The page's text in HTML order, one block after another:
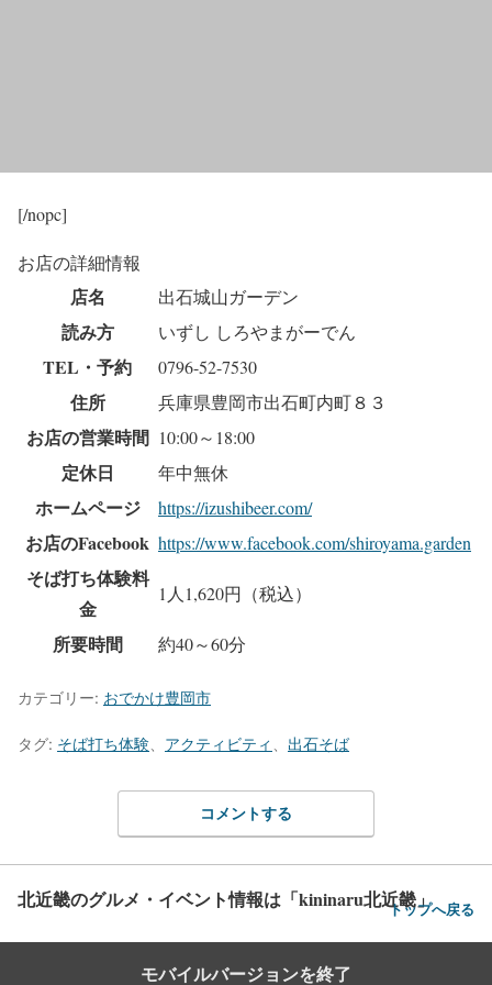
[/nopc]
お店の詳細情報
店名 出石城山ガーデン
読み方 いずし しろやまがーでん
TEL・予約 0796-52-7530
住所 兵庫県豊岡市出石町内町８３
お店の営業時間 10:00～18:00
定休日 年中無休
ホームページ https://izushibeer.com/
お店のFacebook https://www.facebook.com/shiroyama.garden
そば打ち体験料
金
1人1,620円（税込）
所要時間 約40～60分
カテゴリー: おでかけ豊岡市
タグ: そば打ち体験 アクティビティ 出石そば
コメントする
北近畿のグルメ・イベント情報は「kininaru北近畿」トップへ戻る
モバイルバージョンを終了